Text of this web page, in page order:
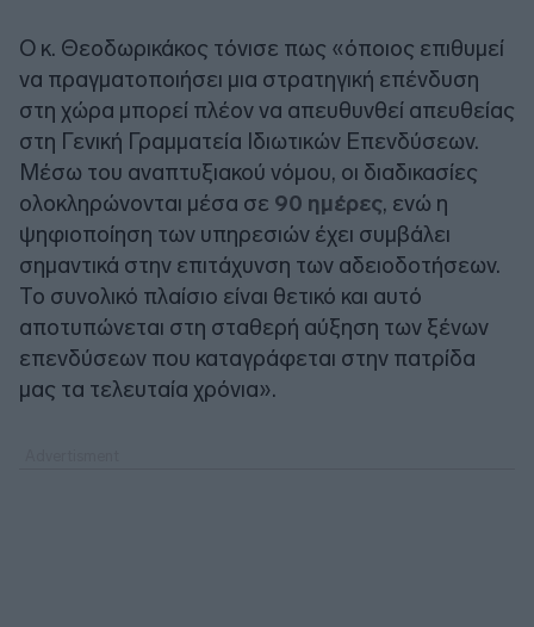
Ο κ. Θεοδωρικάκος τόνισε πως «όποιος επιθυμεί
να πραγματοποιήσει μια στρατηγική επένδυση
στη χώρα μπορεί πλέον να απευθυνθεί απευθείας
στη Γενική Γραμματεία Ιδιωτικών Επενδύσεων.
Μέσω του αναπτυξιακού νόμου, οι διαδικασίες
ολοκληρώνονται μέσα σε 90 ημέρες, ενώ η
ψηφιοποίηση των υπηρεσιών έχει συμβάλει
σημαντικά στην επιτάχυνση των αδειοδοτήσεων.
Το συνολικό πλαίσιο είναι θετικό και αυτό
αποτυπώνεται στη σταθερή αύξηση των ξένων
επενδύσεων που καταγράφεται στην πατρίδα
μας τα τελευταία χρόνια».